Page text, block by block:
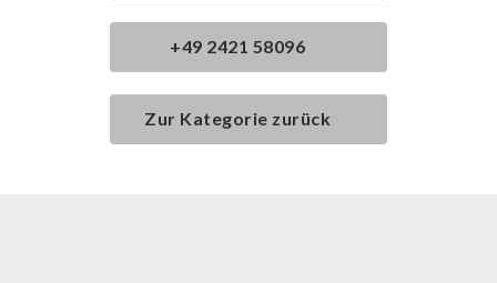
+49 2421 58096
Zur Kategorie zurück